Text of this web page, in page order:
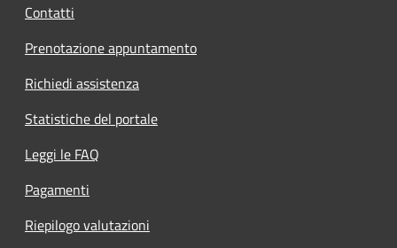
Contatti
Prenotazione appuntamento
Richiedi assistenza
Statistiche del portale
Leggi le FAQ
Pagamenti
Riepilogo valutazioni